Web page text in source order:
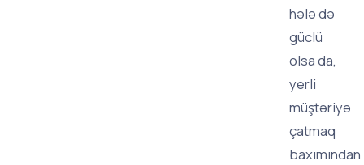
hələ də
güclü
olsa da,
yerli
müştəriyə
çatmaq
baxımından